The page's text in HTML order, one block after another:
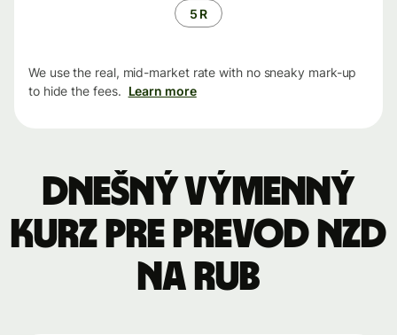
5 R
We use the real, mid-market rate with no sneaky mark-up
to hide the fees. Learn more
Dnešný výmenný
kurz pre prevod NZD
na RUB